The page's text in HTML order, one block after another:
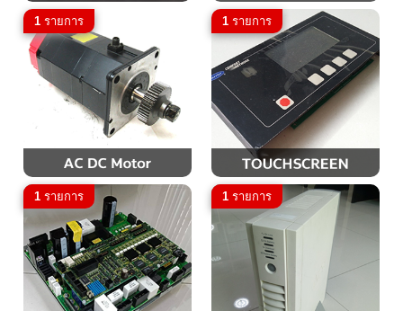
1 รายการ 1 รายการ
1 รายการ 1 รายการ